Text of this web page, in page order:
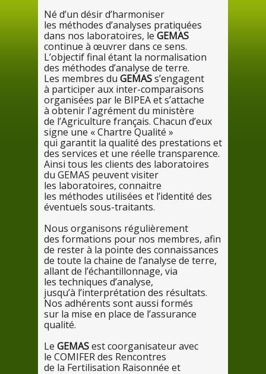
Né d’un désir d’harmoniser
les méthodes d’analyses pratiquées
dans nos laboratoires, le GEMAS
continue à œuvrer dans ce sens.
L’objectif final étant la normalisation
des méthodes d’analyse de terre.
Les membres du GEMASs’engagent
à participer aux inter-comparaisons
organisées par le BIPEA et s’attache
à obtenir l'agrémentdu ministère
de l’Agriculture français. Chacun d’eux
signe une « Chartre Qualité »
qui garantit la qualité des prestations et
des services et une réelle transparence.
Ainsi tous les clients des laboratoires
du GEMAS peuvent visiter
les laboratoires, connaitre
les méthodes utilisées et l’identité des
éventuels sous-traitants.
Nous organisons régulièrement
des formations pour nos membres, afin
de resterà la pointe des connaissances
de toute la chaine de l’analyse de terre,
allantde l’échantillonnage, via
les techniques d’analyse,
jusqu’à l’interprétation des résultats.
Nos adhérents sont aussi formés
sur la mise en place de l’assurance
qualité.
Le GEMASest coorganisateur avec
le COMIFERdes Rencontres
de la Fertilisation Raisonnée et